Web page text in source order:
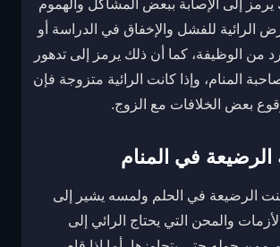
يرمز إلى الإصابة ببعض المشاكل والهموم
الرائية للفشل والإخفاق في الدراسة أو
من الوظيفة، كما أن ذلك يرمز إلى تدهور
المنام، وإذا كانت الرائية متزوجة فإن
بعض الخلافات مع الزوج.
الرضيعة في المنام
الرضيعة في الحلم ولمسه يشير إلى
والمحن التي يحتاج الرائي إلى